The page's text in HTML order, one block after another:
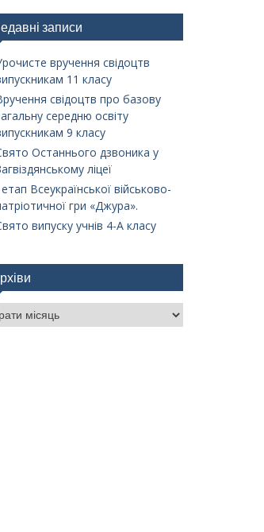
записи
вручення свідоцтв
11 класу
свідоцтв про базову
середню освіту
9 класу
Останнього дзвоника у
ліцеї
етап Всеукраїнської військово-
гри «Джура».
випуску учнів 4-А класу